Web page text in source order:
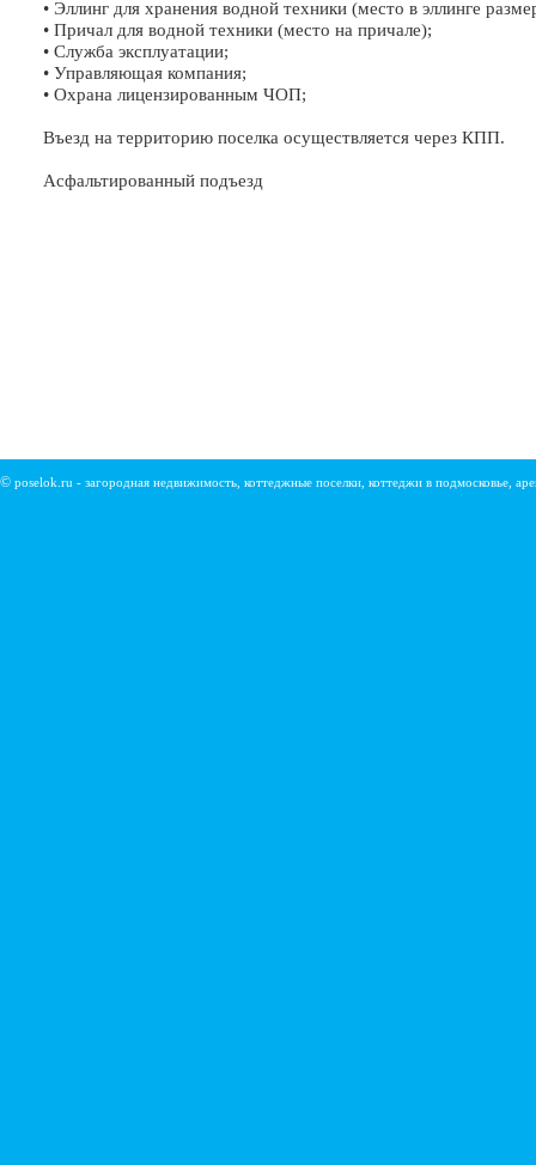
• Эллинг для хранения водной техники (место в эллинге
• Причал для водной техники (место на причале);
• Служба эксплуатации;
• Управляющая компания;
• Охрана лицензированным ЧОП;
Въезд на территорию поселка осуществляется через КПП.
Асфальтированный подъезд
© poselok.ru - загородная недвижимость, коттеджные поселки, коттеджи в подмосковье,